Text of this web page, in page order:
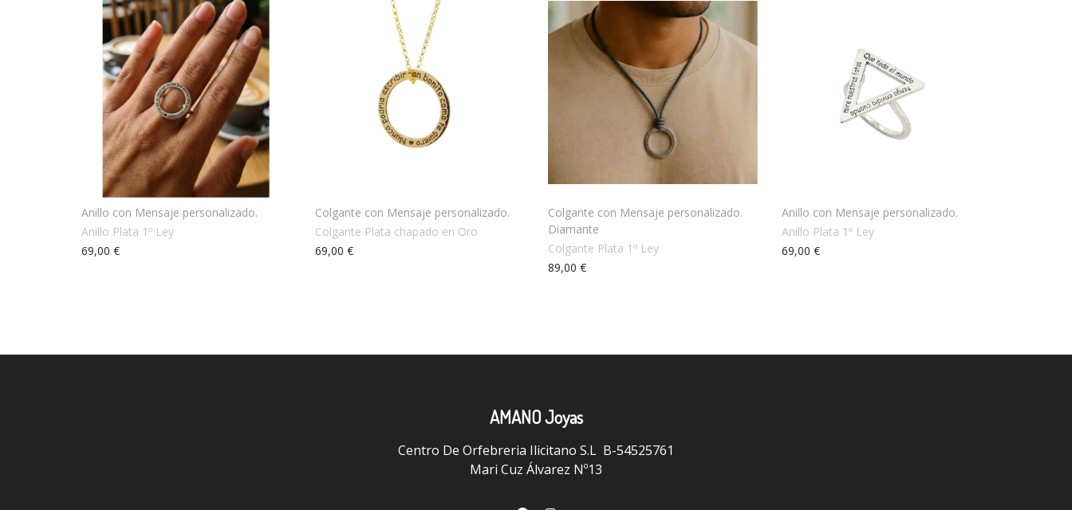
Anillo con Mensaje personalizado.
Anillo Plata 1º Ley
69,00 €
Colgante con Mensaje personalizado.
Colgante Plata chapado en Oro
69,00 €
Colgante con Mensaje personalizado.
Diamante
Colgante Plata 1º Ley
89,00 €
Anillo con Mensaje personalizado.
Anillo Plata 1º Ley
69,00 €
AMANO Joyas
Centro De Orfebreria Ilicitano S.L B-54525761
Mari Cuz Álvarez Nº13